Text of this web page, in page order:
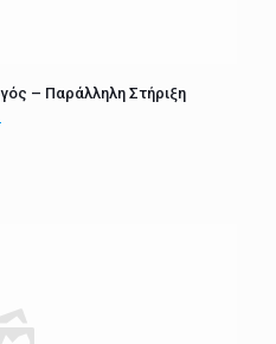
– Παράλληλη Στήριξη